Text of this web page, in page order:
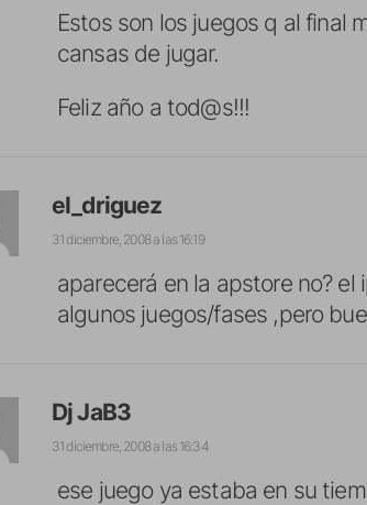
Estos son los juegos q al final
cansas de jugar.
Feliz año a tod@s!!!
el_driguez
31 diciembre, 2008 a las 16:19
aparecerá en la apstore no?
algunos juegos/fases ,pero
Dj JaB3
31 diciembre, 2008 a las 16:34
ese juego ya estaba en su